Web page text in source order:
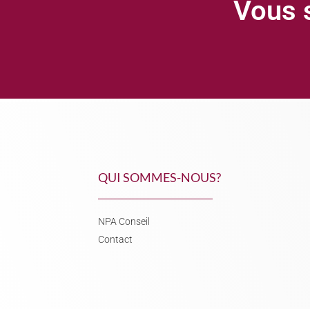
Vous
QUI SOMMES-NOUS?
NPA Conseil
Contact